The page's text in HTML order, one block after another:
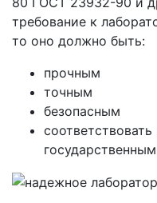
требование к
то оно должно быть:
прочным
точным
безопасным